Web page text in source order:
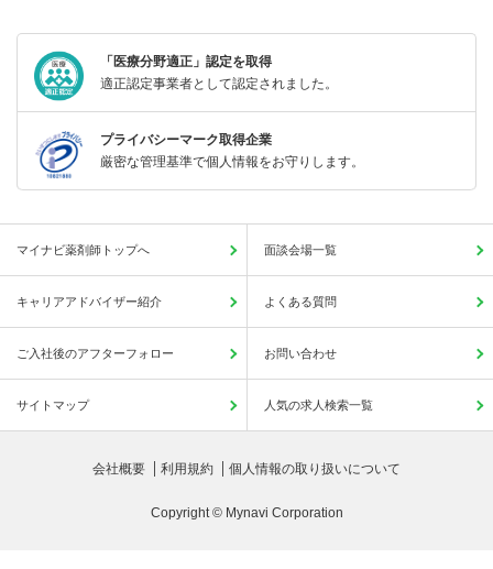
「医療分野適正」認定を取得
適正認定事業者として認定されました。
プライバシーマーク取得企業
厳密な管理基準で個人情報をお守りします。
マイナビ薬剤師トップへ 面談会場一覧
キャリアアドバイザー紹介 よくある質問
ご入社後のアフターフォロー お問い合わせ
サイトマップ 人気の求人検索一覧
会社概要 利用規約 個人情報の取り扱いについて
Copyright © Mynavi Corporation